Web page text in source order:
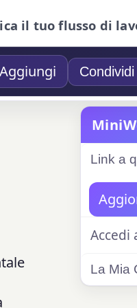
il tuo flusso di
Aggiungi Condividi
Link a
Accedi
La Mia